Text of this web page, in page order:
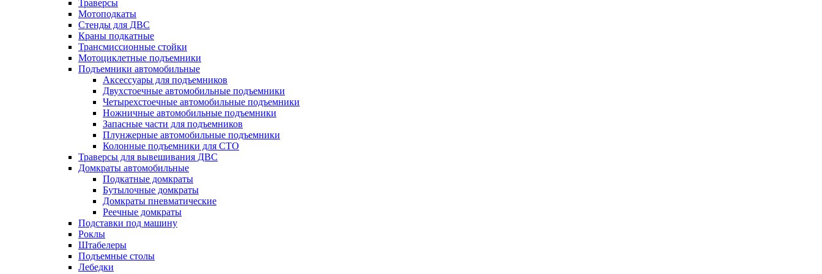
Траверсы
Мотоподкаты
Стенды для ДВС
Краны подкатные
Трансмиссионные стойки
Мотоциклетные подъемники
Подъемники автомобильные
Аксессуары для подъемников
Двухстоечные автомобильные подъемники
Четырехстоечные автомобильные подъемники
Ножничные автомобильные подъемники
Запасные части для подъемников
Плунжерные автомобильные подъемники
Колонные подъемники для СТО
Траверсы для вывешивания ДВС
Домкраты автомобильные
Подкатные домкраты
Бутылочные домкраты
Домкраты пневматические
Реечные домкраты
Подставки под машину
Роклы
Штабелеры
Подъемные столы
Лебедки